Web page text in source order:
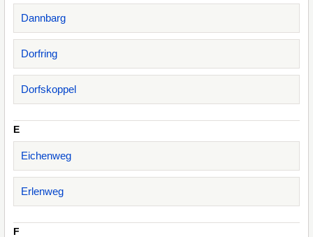
Dannbarg
Dorfring
Dorfskoppel
E
Eichenweg
Erlenweg
F